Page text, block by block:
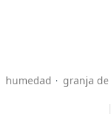
humedad granja